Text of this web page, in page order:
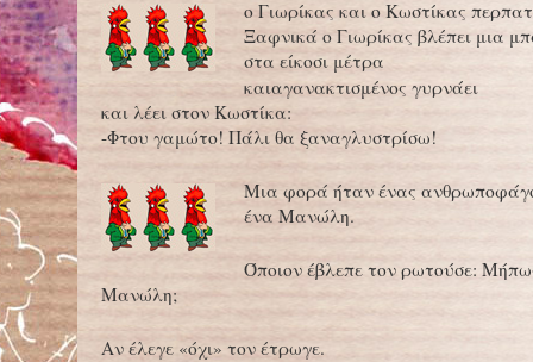
ο Γιωρίκας και ο Κωστίκας
Ξαφνικά ο Γιωρίκας βλέπει μια
στα είκοσι μέτρα
καιαγανακτισμένος γυρνάει
και λέει στον Κωστίκα:
-Φτου γαμώτο! Πάλι θα ξαναγλυστρίσω!
Μια φορά ήταν ένας
ένα Μανώλη.
Όποιον έβλεπε τον ρωτούσε:
Μανώλη;
Αν έλεγε «όχι» τον έτρωγε.